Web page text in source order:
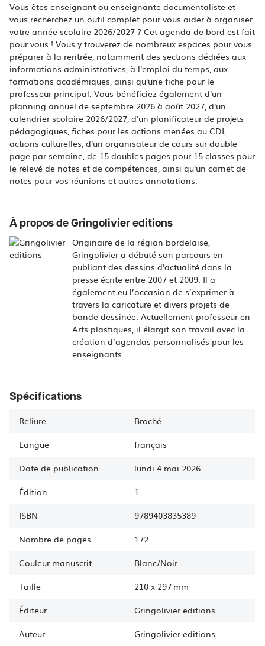
Vous êtes enseignant ou enseignante documentaliste et
vous recherchez un outil complet pour vous aider à organiser
votre année scolaire 2026/2027 ? Cet agenda de bord est fait
pour vous ! Vous y trouverez de nombreux espaces pour vous
préparer à la rentrée, notamment des sections dédiées aux
informations administratives, à l'emploi du temps, aux
formations académiques, ainsi qu'une fiche pour le
professeur principal. Vous bénéficiez également d'un
planning annuel de septembre 2026 à août 2027, d'un
calendrier scolaire 2026/2027, d'un planificateur de projets
pédagogiques, fiches pour les actions menées au CDI,
actions culturelles, d'un organisateur de cours sur double
page par semaine, de 15 doubles pages pour 15 classes pour
le relevé de notes et de compétences, ainsi qu'un carnet de
notes pour vos réunions et autres annotations.
À propos de Gringolivier editions
Originaire de la région bordelaise,
Gringolivier a débuté son parcours en
publiant des dessins d'actualité dans la
presse écrite entre 2007 et 2009. Il a
également eu l’occasion de s’exprimer à
travers la caricature et divers projets de
bande dessinée. Actuellement professeur en
Arts plastiques, il élargit son travail avec la
création d’agendas personnalisés pour les
enseignants.
Spécifications
Reliure
Broché
Langue
français
Date de publication
lundi 4 mai 2026
Édition
1
ISBN
9789403835389
Nombre de pages
172
Couleur manuscrit
Blanc/Noir
Taille
210 x 297 mm
Éditeur
Gringolivier editions
Auteur
Gringolivier editions